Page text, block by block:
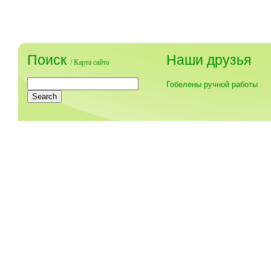
Поиск /Карта сайта Наши друзья
Гобелены ручной работы